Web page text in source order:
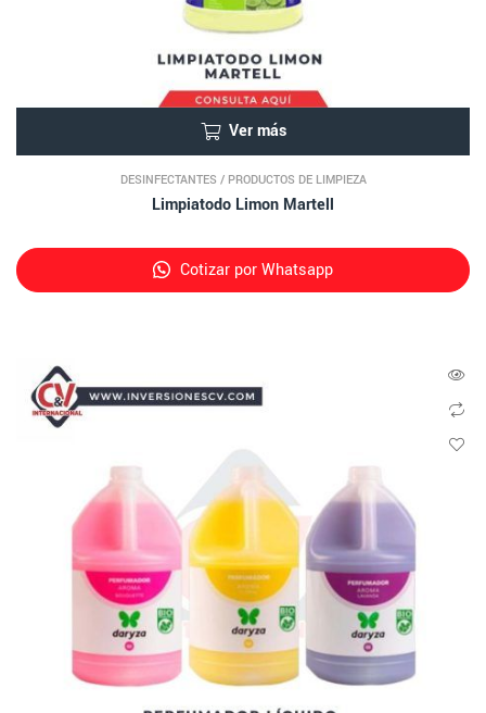
Ver más
DESINFECTANTES / PRODUCTOS DE LIMPIEZA
Limpiatodo Limon Martell
Cotizar por Whatsapp